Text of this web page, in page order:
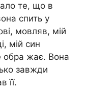
те, що в
спить у
мовляв, мій
мій син
обра жає. Вона
завжди
її.